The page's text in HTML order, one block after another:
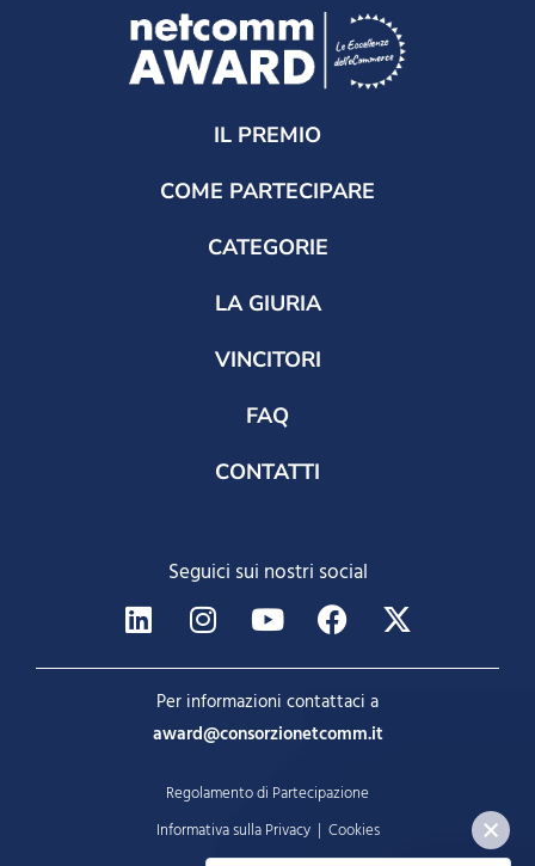
IL PREMIO
COME PARTECIPARE
CATEGORIE
LA GIURIA
VINCITORI
FAQ
CONTATTI
Seguici sui nostri social
Per informazioni contattaci a
award@consorzionetcomm.it
Regolamento di Partecipazione
Informativa sulla Privacy| Cookies